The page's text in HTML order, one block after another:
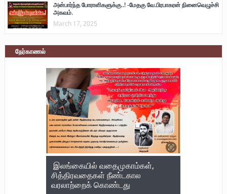
அன்பார்ந்த போராளிகளுக்கு..! -மேதகு வே.பிரபாகரன் நினைவெழுச்சி
அகவம்.
March 17, 2025
நேர்காணல்
இலங்கையில் வதைமுகாம்கள்,
சித்திரவதைகள் நீண்டகால
வரலாற்றைக் கொண்டது